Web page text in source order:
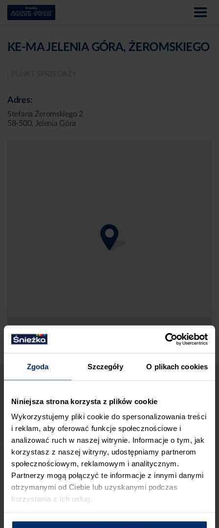
Zgoda Szczegóły O plikach cookies
Niniejsza strona korzysta z plików cookie
Wykorzystujemy pliki cookie do spersonalizowania treści
i reklam, aby oferować funkcje społecznościowe i
analizować ruch w naszej witrynie. Informacje o tym, jak
korzystasz z naszej witryny, udostępniamy partnerom
społecznościowym, reklamowym i analitycznym.
Partnerzy mogą połączyć te informacje z innymi danymi
otrzymanymi od Ciebie lub uzyskanymi podczas
korzystania z ich usług.
KE-MA JELENIA GÓRA, ŻEROMSKIEGO
Adres:
Stefana Żeromskiego 2
58-500, Jelenia Góra
ZGŁOŚ BŁĄD
PRZED WIZYTĄ W SKLEPIE POLECAMY: